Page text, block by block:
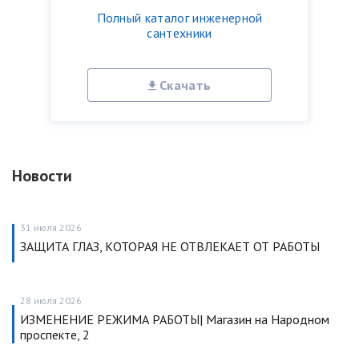
Полный каталог инженерной
сантехники
Скачать
Новости
31 июля 2026
ЗАЩИТА ГЛАЗ, КОТОРАЯ НЕ ОТВЛЕКАЕТ ОТ РАБОТЫ
28 июля 2026
ИЗМЕНЕНИЕ РЕЖИМА РАБОТЫ| Магазин на Народном
проспекте, 2